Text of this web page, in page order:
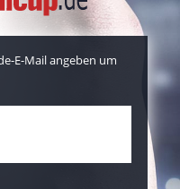
E-Mail angeben um